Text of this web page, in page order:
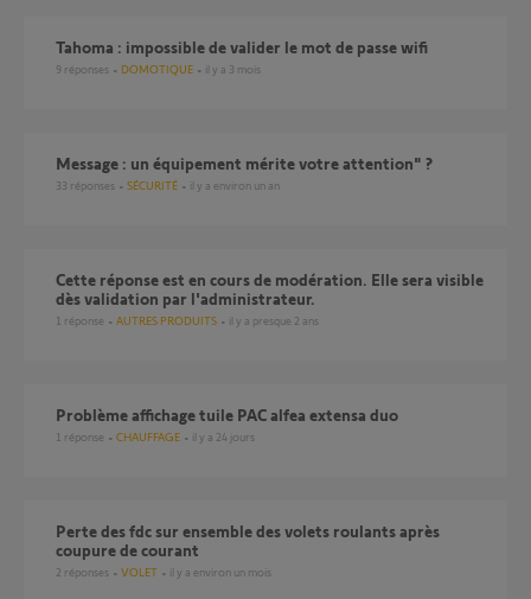
Tahoma : impossible de valider le mot de passe wifi
9 réponses DOMOTIQUE il y a 3 mois
Message : un équipement mérite votre attention" ?
33 réponses SÉCURITÉ il y a environ un an
Cette réponse est en cours de modération. Elle sera visible
dès validation par l'administrateur.
1 réponse AUTRES PRODUITS il y a presque 2 ans
Problème affichage tuile PAC alfea extensa duo
1 réponse CHAUFFAGE il y a 24 jours
Perte des fdc sur ensemble des volets roulants après
coupure de courant
2 réponses VOLET il y a environ un mois